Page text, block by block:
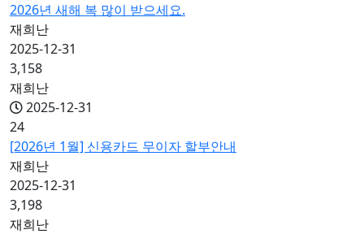
2026년 새해 복 많이 받으세요.
재희난
2025-12-31
3,158
재희난
2025-12-31
24
[2026년 1월] 신용카드 무이자 할부안내
재희난
2025-12-31
3,198
재희난